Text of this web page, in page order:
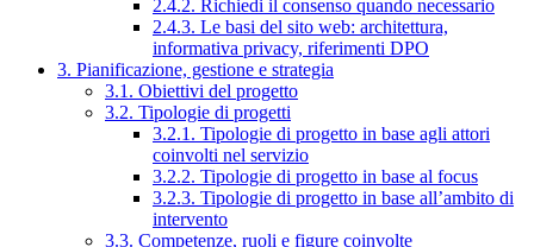
2.4.2. Richiedi il consenso quando necessario
2.4.3. Le basi del sito web: architettura,
informativa privacy, riferimenti DPO
3. Pianificazione, gestione e strategia
3.1. Obiettivi del progetto
3.2. Tipologie di progetti
3.2.1. Tipologie di progetto in base agli attori
coinvolti nel servizio
3.2.2. Tipologie di progetto in base al focus
3.2.3. Tipologie di progetto in base all’ambito di
intervento
3.3. Competenze, ruoli e figure coinvolte